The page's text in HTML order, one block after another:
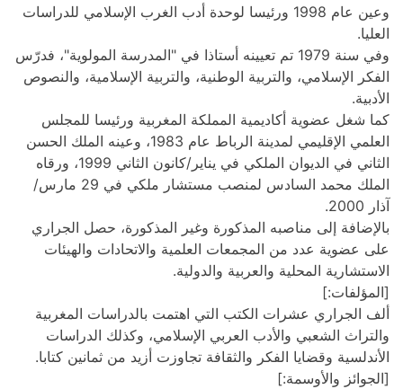
للدراسات
المولوية"، فدرّس
والنصوص
للمجلس
الرباط عام 1983، وعينه الملك الحسن
الثاني في الديوان الملكي في يناير/كانون الثاني 1999، ورقاه
الملك محمد السادس لمنصب مستشار ملكي في 29 مارس/
حصل الجراري
والهيئات
المغربية
الدراسات
كتابا.